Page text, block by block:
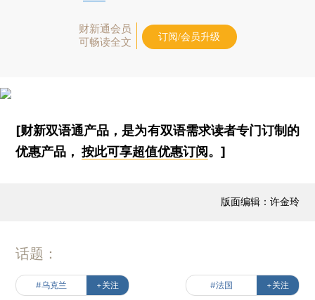
财新通会员
可畅读全文
订阅/会员升级
[财新双语通产品，是为有双语需求读者专门订制的
优惠产品，按此可享超值优惠订阅 。]
版面编辑：许金玲
话题：
#乌克兰 +关注 #法国 +关注